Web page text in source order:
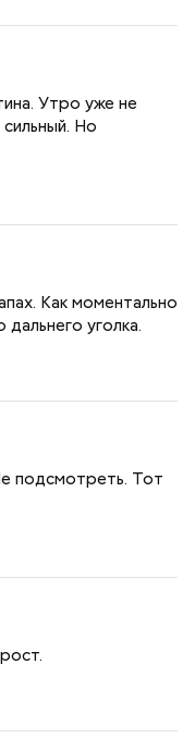
Утро уже не
Но
Как моментально
уголка.
подсмотреть. Тот